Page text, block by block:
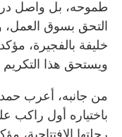
طموحه، بل واصل
التحق بسوق
خليفة بالفجيرة،
ويستحق هذا
من جانبه، أعرب
باختياره أول راكب